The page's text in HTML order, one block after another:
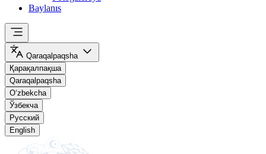
Baylanıs
Qaraqalpaqsha
Қарақалпақша
Qaraqalpaqsha
O‘zbekcha
Ўзбекча
Русский
English